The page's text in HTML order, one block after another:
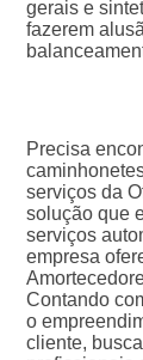
gerais e
fazerem
Precisa
serviços da
solução que
serviços
empresa
Contando
o
cliente,